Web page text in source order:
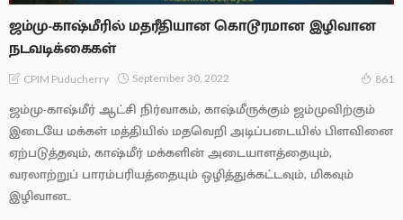
ஜம்மு-காஷ்மீரில் மதரீதியான கொடூரமான இழிவான
நடவடிக்கைகள்
CPIM Puducherry September 30, 2022 861
ஜம்மு-காஷ்மீர் ஆட்சி நிர்வாகம், காஷ்மீருக்கும் ஜம்முவிற்கும்
இடையே மக்கள் மத்தியில் மதவெறி அடிப்படையில் பிளவினை
ஏற்படுத்தவும், காஷ்மீர் மக்களின் அடையாளத்தையும்,
வரலாற்றுப் பாரம்பரியத்தையும் ஒழித்துக்கட்டவும், மிகவும்
இழிவான...